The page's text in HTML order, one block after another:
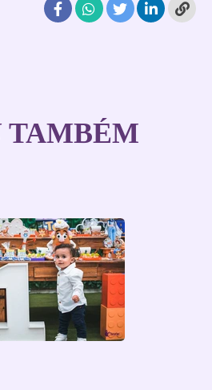
TAMBÉM